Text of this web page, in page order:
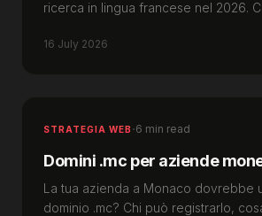
ricerca in lingua francese nel 2026.
16 July 2026
STRATEGIA WEB ·6 min read
Domini .mc per aziende
La tua azienda a Monaco dovrebbe
dominio .mc? Chi può registrarlo,